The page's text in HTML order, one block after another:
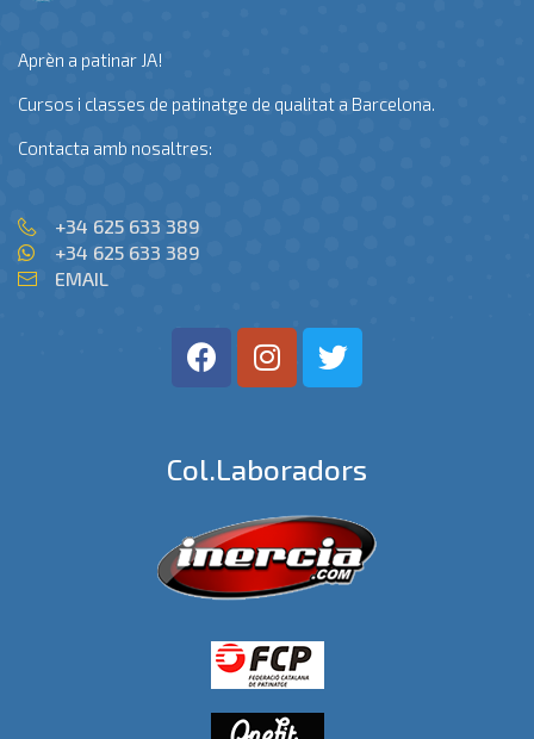
Aprèn a patinar JA!
Cursos i classes de patinatge de qualitat a Barcelona.
Contacta amb nosaltres:
+34 625 633 389
+34 625 633 389
EMAIL
Col.laboradors